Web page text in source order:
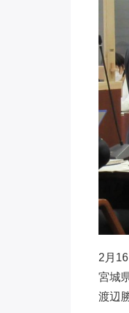
2月16
宮城
渡辺